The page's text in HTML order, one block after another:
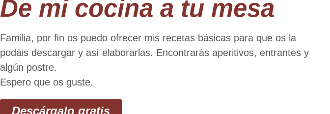
De mi cocina a tu mesa
Familia, por ﬁn os puedo ofrecer mis recetas básicas para que os la
podáis descargar y así elaborarlas. Encontrarás aperitivos, entrantes y
algún postre.
Espero que os guste.
Descárgalo gratis